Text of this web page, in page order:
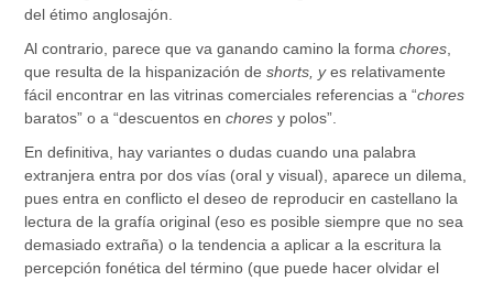
del étimo anglosajón.
Al contrario, parece que va ganando camino la formachores
que resulta de la hispanización deshorts, yes relativamente
fácil encontrar en las vitrinas comerciales referencias a “chores
baratos” o a “descuentos enchores y polos”.
En definitiva, hay variantes o dudas cuando una palabra
extranjera entra por dos vías (oral y visual), aparece un dilema,
pues entra en conflicto el deseo de reproducir en castellano la
lectura de la grafía original (eso es posible siempre que no sea
demasiado extraña) o la tendencia a aplicar a la escritura la
percepción fonética del término (que puede hacer olvidar el